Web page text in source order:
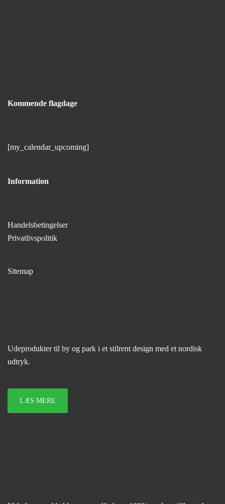
Kommende flagdage
[my_calendar_upcoming]
Information
Handelsbetingelser
Privatlivspolitik
Sitemap
Udeprodukter til by og park i et stilrent design med et nordisk
udtryk.
LÆS MERE